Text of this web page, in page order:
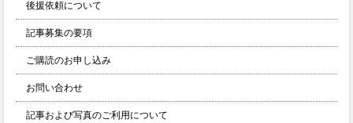
後援依頼について
記事募集の要項
ご購読のお申し込み
お問い合わせ
記事および写真のご利用について